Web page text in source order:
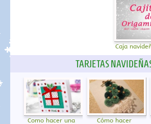
Caja
TARJETAS
Como hacer una
Cómo hacer